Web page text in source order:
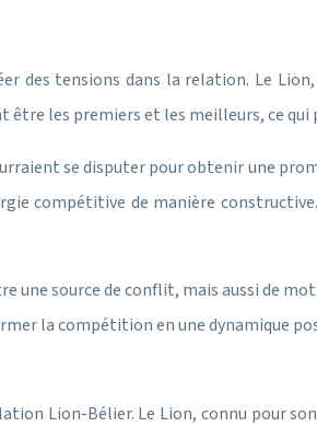
des tensions dans la relation. Le
les premiers et les meilleurs, ce
se disputer pour obtenir une
compétitive de manière
une source de conflit, mais aussi de
la compétition en une dynamique
Lion-Bélier. Le Lion, connu pour